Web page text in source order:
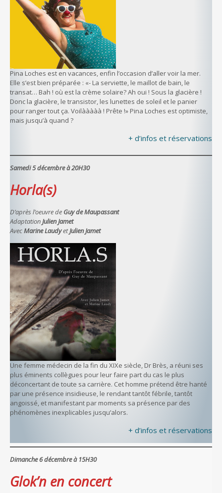
Pina Loches est en vacances, enfin l’occasion d’aller voir la mer.
Elle s’est bien préparée : «- La serviette, le maillot de bain, le
transat… Bah ! où est la crème solaire? Ah oui ! Sous la glacière !
Donc la glacière, le transistor, les lunettes de soleil et le panier
pour ranger tout ça. Voilààààà ! Prête !» Pina Loches est optimiste,
mais jusqu’à quand ?
+ d’infos et réservations
Samedi 5 décembre à 20H30
Horla(s)
D’après l’oeuvre de Guy de Maupassant
Adaptation Julien Jamet
AvecMarine LaudyetJulien Jamet
Une femme médecin de la fin du XIXe siècle, Dr Brès, a réuni ses
plus éminents collègues pour leur faire part du cas le plus
déconcertant de toute sa carrière. Cet homme prétend être hanté
par une présence insidieuse, le rendant tantôt fébrile, tantôt
angoissé, et manifestant par moments sa présence par des
phénomènes inexplicables jusqu’alors.
+ d’infos et réservations
Dimanche 6 décembre à 15H30
Glok’n en concert